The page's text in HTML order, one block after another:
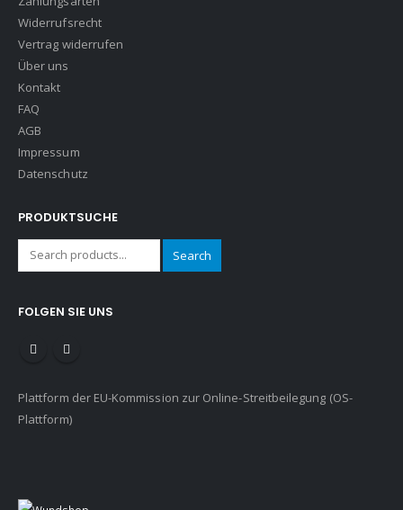
Widerrufsrecht
Vertrag widerrufen
Über uns
Kontakt
FAQ
AGB
Impressum
Datenschutz
PRODUKTSUCHE
Search
FOLGEN SIE UNS
Plattform der EU-Kommission zur Online-Streitbeilegung (OS-
Plattform)